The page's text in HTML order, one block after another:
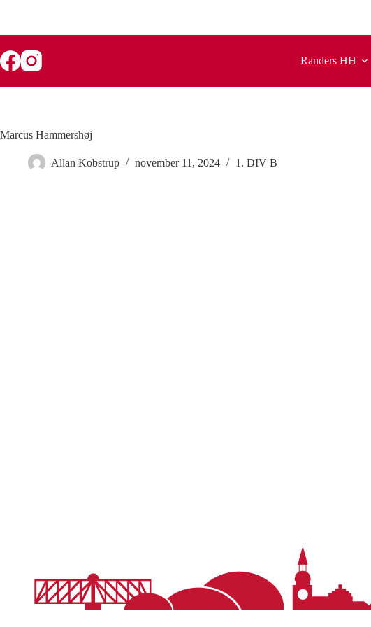
Randers HH
Marcus Hammershøj
Allan Kobstrup november 11, 2024 1. DIV B